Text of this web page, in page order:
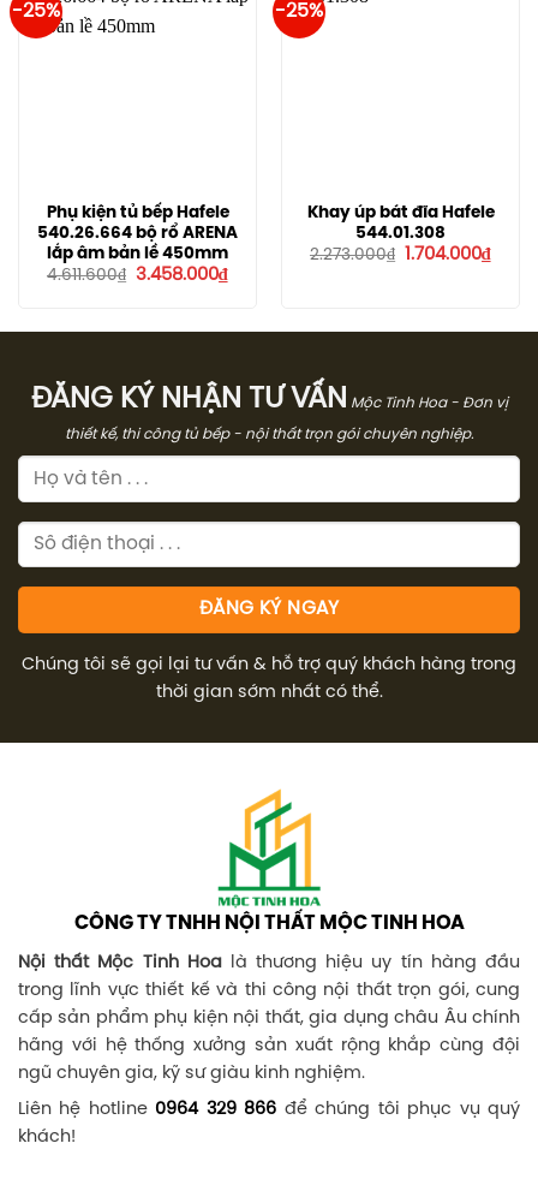
-25%
Phụ kiện tủ bếp Hafele
540.26.664 bộ rổ ARENA
lắp âm bản lề 450mm
4.611.600₫ Giá
3.458.000₫Giá
3.458.000₫.
-25%
Khay úp bát đĩa Hafele
544.01.308
2.273.000₫ Giá
1.704.000₫Giá
ĐĂNG KÝ NHẬN TƯ VẤN Mộc Tinh Hoa - Đơn vị
thiết kế, thi công tủ bếp - nội thất trọn gói chuyên nghiệp.
Chúng tôi sẽ gọi lại tư vấn & hỗ trợ quý khách hàng trong
thời gian sớm nhất có thể.
CÔNG TY TNHH NỘI THẤT MỘC TINH HOA
Nội thất Mộc Tinh Hoalà thương hiệu uy tín hàng đầu
trong lĩnh vực thiết kế và thi công nội thất trọn gói, cung
cấp sản phẩm phụ kiện nội thất, gia dụng châu Âu chính
hãng với hệ thống xưởng sản xuất rộng khắp cùng đội
ngũ chuyên gia, kỹ sư giàu kinh nghiệm.
Liên hệ hotline 0964 329 866 để chúng tôi phục vụ quý
khách!